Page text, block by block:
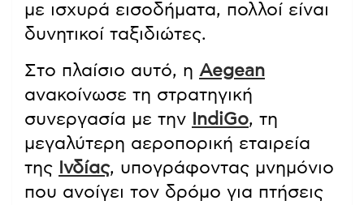
με ισχυρά εισοδήματα, πολλοί είναι
δυνητικοί ταξιδιώτες.
Στο πλαίσιο αυτό, η Aegean
ανακοίνωσε τη στρατηγική
συνεργασία με την
IndiGo, τη
μεγαλύτερη αεροπορική εταιρεία
της Ινδίας, υπογράφοντας μνημόνιο
που ανοίγει τον δρόμο για πτήσεις